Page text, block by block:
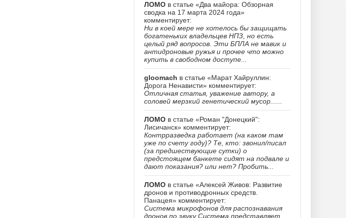
ЛОМО в статье «Два майора: Обзорная
сводка на 17 марта 2024 года»
комментирует:
Ни в коей мере не хотелось бы защищать
богатеньких владельцев НПЗ, но есть
целый ряд вопросов. Эти БПЛА не мавик и
антидроновые ружья и прочее что можно
купить в свободном доступе...
gloomach в статье «Марат Хайруллин:
Дорога Ненависти» комментирует:
Отличная статья, уважение автору, а
соловей мерзкий генетический мусор......
ЛОМО в статье «Роман "Донецкий":
Лисичанск» комментирует:
Контрразведка работает (на каком там
уже по счету году)? Те, кто: звонил/писал
(за предшествующие сутки) о
предстоящем банкете сидят на подвале и
дают показания? или нет? Пробить...
ЛОМО в статье «Алексей Живов: Развитие
дронов и противодронных средств.
Панацея» комментирует:
Система микрофонов для распознавания
дронов по звуку Система представляет